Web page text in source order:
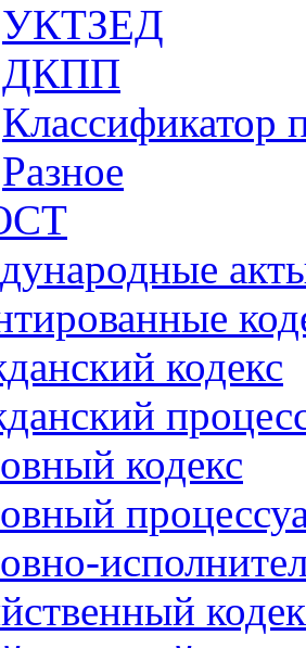
УКТЗЕД
ДКПП
Классификатор
Разное
кодекс
кодекс